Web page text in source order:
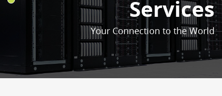
Services
Your Connection to the World